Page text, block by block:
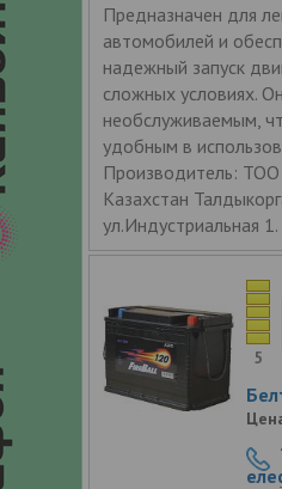
Предназначен для
автомобилей и
надежный запуск
сложных условиях.
необслуживаемым,
удобным в
Производитель:
Казахстан
ул.Индустриальная 1.
5